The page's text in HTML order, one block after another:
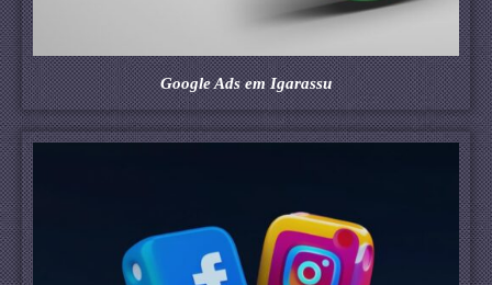
Google Ads em Igarassu